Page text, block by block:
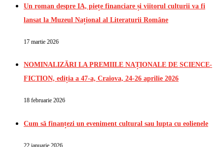
Un roman despre IA, piețe financiare și viitorul culturii va fi
lansat la Muzeul Național al Literaturii Române
17 martie 2026
NOMINALIZĂRI LA PREMIILE NAȚIONALE DE SCIENCE-
FICTION, ediția a 47-a, Craiova, 24-26 aprilie 2026
18 februarie 2026
Cum să finanțezi un eveniment cultural sau lupta cu eolienele
22 ianuarie 2026